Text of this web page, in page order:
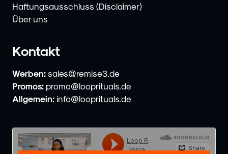
Haftungsausschluss (Disclaimer)
Über uns
Kontakt
Werben: sales@remise3.de
Promos: promo@looprituals.de
Allgemein: info@looprituals.de